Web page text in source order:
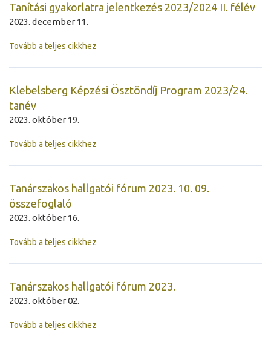
Tanítási gyakorlatra jelentkezés 2023/2024 II. félév
2023. december 11.
Tovább a teljes cikkhez
Klebelsberg Képzési Ösztöndíj Program 2023/24.
tanév
2023. október 19.
Tovább a teljes cikkhez
Tanárszakos hallgatói fórum 2023. 10. 09.
összefoglaló
2023. október 16.
Tovább a teljes cikkhez
Tanárszakos hallgatói fórum 2023.
2023. október 02.
Tovább a teljes cikkhez